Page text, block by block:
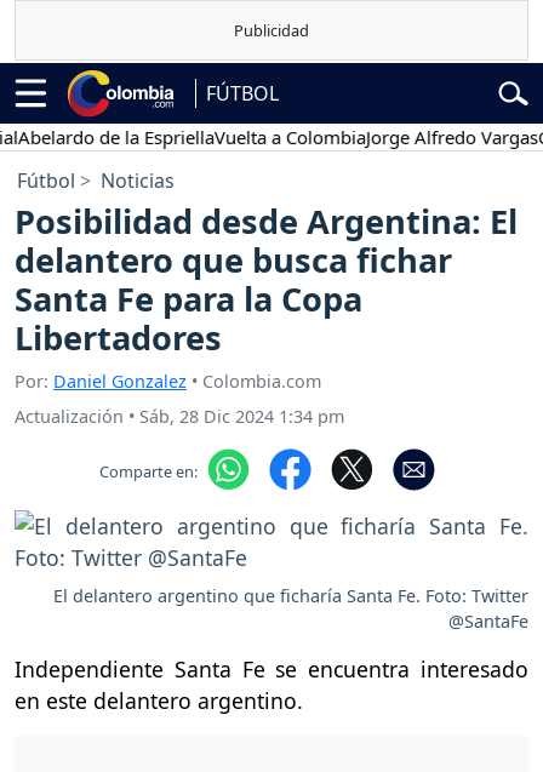
FÚTBOL
de la EspriellaVuelta a ColombiaJorge Alfredo Vargas
Fútbol Noticias
Posibilidad desde Argentina: El
delantero que busca fichar
Santa Fe para la Copa
Libertadores
Por: Daniel Gonzalez • Colombia.com
Actualización • Sáb, 28 Dic 2024 1:34 pm
Comparte en:
El delantero argentino que ficharía Santa Fe. Foto: Twitter
@SantaFe
Independiente Santa Fe se encuentra interesado
en este delantero argentino.